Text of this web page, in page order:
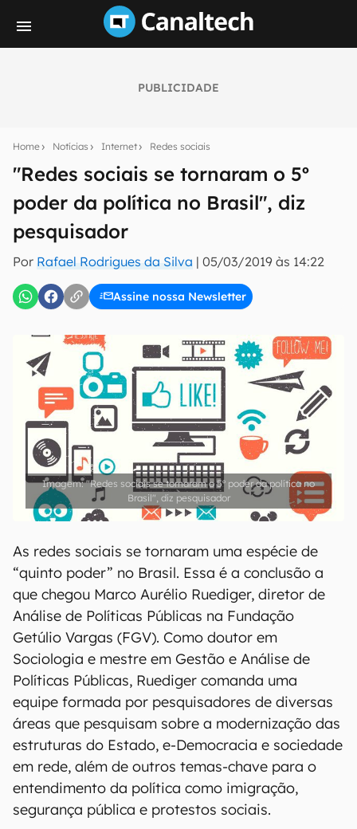
PUBLICIDADE
Home Notícias Internet Redes sociais
"Redes sociais se tornaram o 5º
poder da política no Brasil", diz
pesquisador
Por Rafael Rodrigues da Silva | 05/03/2019 às 14:22
Assine nossa Newsletter
notícias e reviews sobre tecnologia em primeira
mão.
E-mail
inscreva-se
Uso e Política de Privacidade do Canaltech.
"Redes sociais se tornaram o 5º poder da política no
Brasil", diz pesquisador
As redes sociais se tornaram uma espécie de
“quinto poder” no Brasil. Essa é a conclusão a
que chegou Marco Aurélio Ruediger, diretor de
Análise de Políticas Públicas na Fundação
Getúlio Vargas (FGV). Como doutor em
Sociologia e mestre em Gestão e Análise de
Políticas Públicas, Ruediger comanda uma
equipe formada por pesquisadores de diversas
áreas que pesquisam sobre a modernização das
estruturas do Estado, e-Democracia e sociedade
em rede, além de outros temas-chave para o
entendimento da política como imigração,
segurança pública e protestos sociais.